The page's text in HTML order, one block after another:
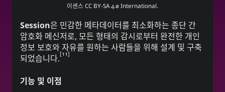
이센스 CC BY-SA 4.0 International.
Session은 민감한 메타데이터를 최소화하는 종단 간
암호화 메신저로, 모든 형태의 감시로부터 완전한 개인
정보 보호와 자유를 원하는 사람들을 위해 설계 및 구축
되었습니다. 11
기능 및 이점